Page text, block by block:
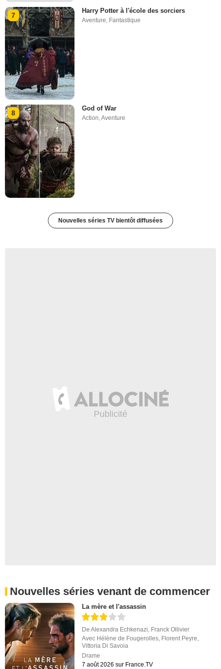
7
Harry Potter à l'école des sorciers
Aventure, Fantastique
8
God of War
Action,Aventure
Nouvelles séries TV bientôt diffusées
Nouvelles séries venant de commencer
La mère et l'assassin
DeAlexandra Echkenazi Franck Ollivier
Avec Hélène de Fougerolles Florent Peyre
Vittoria Di Savoia
Drame
7 août 2026 sur France.TV